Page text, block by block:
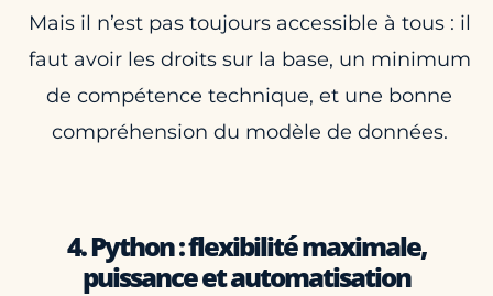
Mais il n’est pas toujours accessible à tous : il
faut avoir les droits sur la base, un minimum
de compétence technique, et une bonne
compréhension du modèle de données.
4. Python : flexibilité maximale,
puissance et automatisation